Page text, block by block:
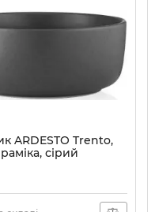
ARDESTO Trento,
сірий